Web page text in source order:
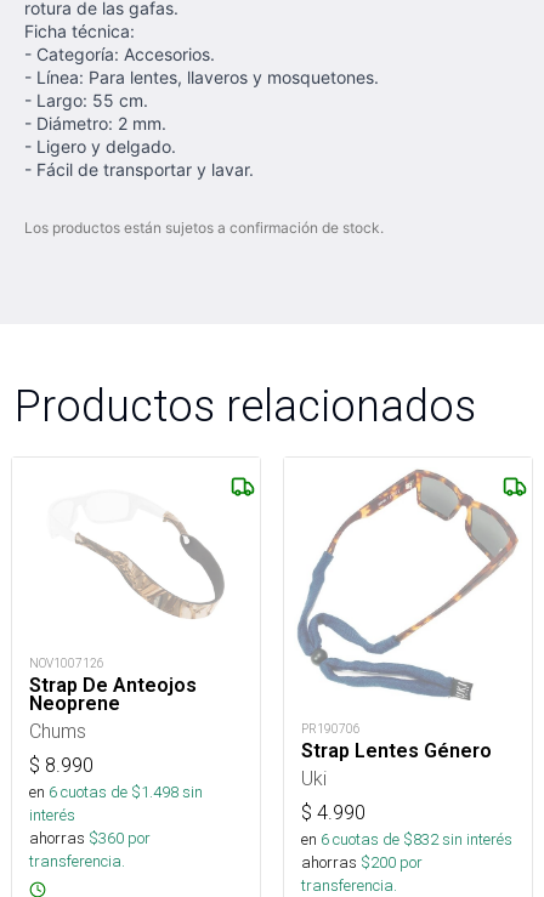
rotura de las gafas.
Ficha técnica:
- Categoría: Accesorios.
- Línea: Para lentes, llaveros y mosquetones.
- Largo: 55 cm.
- Diámetro: 2 mm.
- Ligero y delgado.
- Fácil de transportar y lavar.
Los productos están sujetos a confirmación de stock.
Productos relacionados
NOV1007126
Strap De Anteojos
Neoprene
Chums
$ 8.990
en 6cuotas de $1.498sin
interés
ahorras $360 por
transferencia.
PR190706
Strap Lentes Género
Uki
$ 4.990
en 6cuotas de $832sin interés
ahorras $200 por
transferencia.